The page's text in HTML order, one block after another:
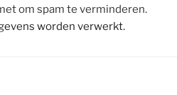
om spam te verminderen.
worden verwerkt.